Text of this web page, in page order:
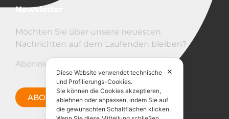
Newsletter
Möchten Sie über unsere neuesten
Nachrichten auf dem Laufenden bleiben?
Abonnieren Sie den Newsletter!
ABONNIERE JETZT
✕
Diese Website verwendet technische
und Profilierungs-Cookies.
Sie können die Cookies akzeptieren,
ablehnen oder anpassen, indem Sie auf
die gewünschten Schaltflächen klicken.